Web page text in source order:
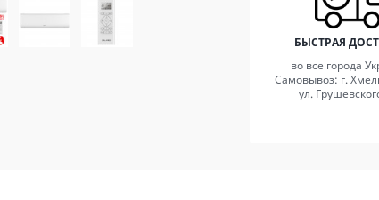
БЫСТРАЯ
во все города
Самовывоз: г.
ул.